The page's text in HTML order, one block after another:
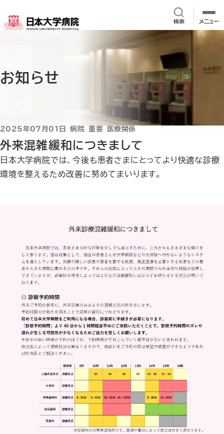
検索サイト内検
メニュー
お知らせ
外来混雑緩和につきまして
2025年07月01日 病院 重要 医療関係
日本大学病院では、今後も患者さまにとってより快適な診療
環境を整えるため改善に努めてまいります。